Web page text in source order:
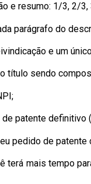
e resumo: 1/3, 2/
parágrafo do
e um
sendo
patente definitivo
pedido de
terá mais tempo